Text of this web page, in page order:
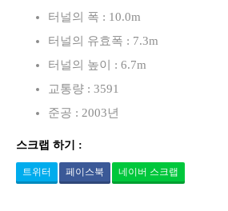
터널의 폭 : 10.0m
터널의 유효폭 : 7.3m
터널의 높이 : 6.7m
교통량 : 3591
준공 : 2003년
스크랩 하기 :
트위터 페이스북 네이버 스크랩